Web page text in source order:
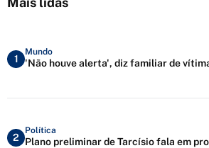
1
Mundo
'Não houve alerta', diz familiar de
2
Política
Plano preliminar de Tarcísio fala em